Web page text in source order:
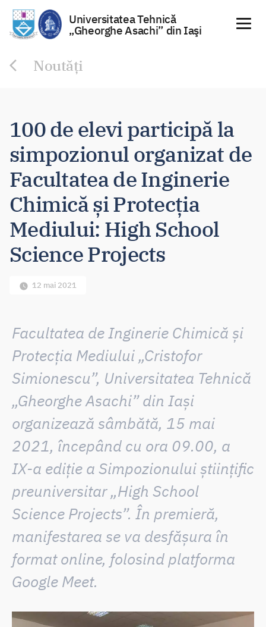
Universitatea Tehnică
„Gheorghe Asachi” din Iaşi
Noutăți
100 de elevi participă la
simpozionul organizat de
Facultatea de Inginerie
Chimică și Protecția
Mediului: High School
Science Projects
12 mai 2021
Facultatea de Inginerie Chimică și
Protecția Mediului „Cristofor
Simionescu”, Universitatea Tehnică
„Gheorghe Asachi” din Iași
organizează sâmbătă, 15 mai
2021, începând cu ora 09.00, a
IX-a ediție a Simpozionului științific
preuniversitar „High School
Science Projects”. În premieră,
manifestarea se va desfășura în
format online, folosind platforma
Google Meet.